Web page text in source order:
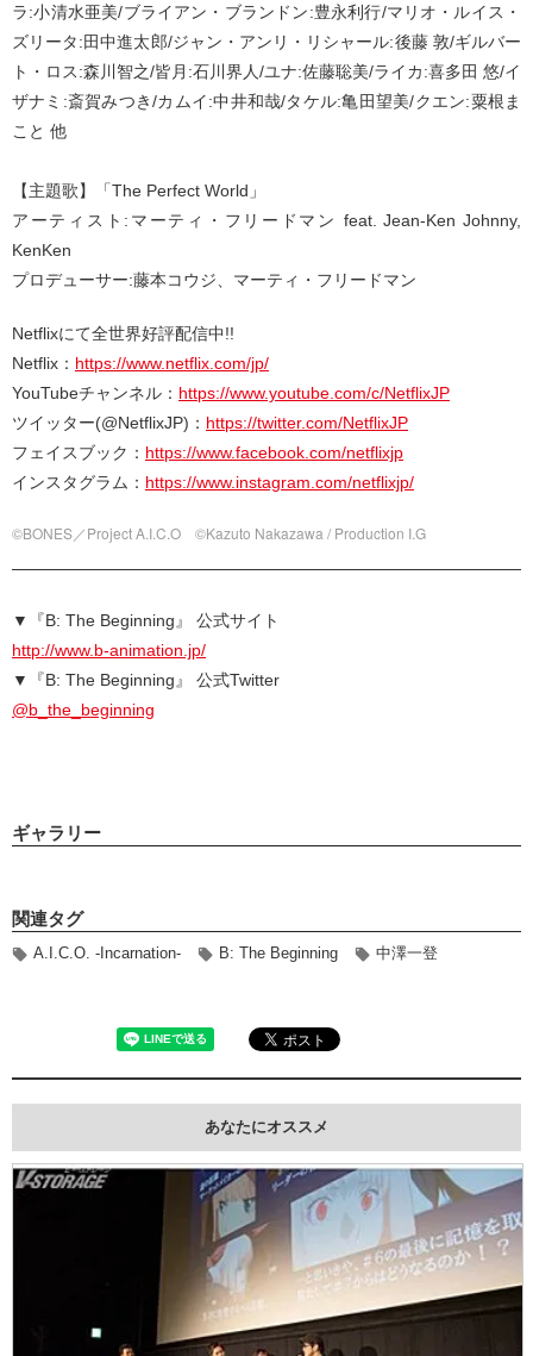
ラ:小清水亜美/ブライアン・ブランドン:豊永利行/マリオ・ルイス・
ズリータ:田中進太郎/ジャン・アンリ・リシャール:後藤 敦/ギルバー
ト・ロス:森川智之/皆月:石川界人/ユナ:佐藤聡美/ライカ:喜多田 悠/イ
ザナミ:斎賀みつき/カムイ:中井和哉/タケル:亀田望美/クエン:粟根ま
こと 他
【主題歌】「The Perfect World」
アーティスト:マーティ・フリードマン feat. Jean-Ken Johnny,
KenKen
プロデューサー:藤本コウジ、マーティ・フリードマン
Netflixにて全世界好評配信中!!
Netflix： https://www.netflix.com/jp/
YouTubeチャンネル： https://www.youtube.com/c/NetflixJP
ツイッター(@NetflixJP)： https://twitter.com/NetflixJP
フェイスブック： https://www.facebook.com/netflixjp
インスタグラム： https://www.instagram.com/netflixjp/
©BONES／Project A.I.C.O ©Kazuto Nakazawa / Production I.G
▼『B: The Beginning』 公式サイト
http://www.b-animation.jp/
▼『B: The Beginning』 公式Twitter
@b_the_beginning
ギャラリー
関連タグ
A.I.C.O. -Incarnation- B: The Beginning 中澤一登
あなたにオススメ